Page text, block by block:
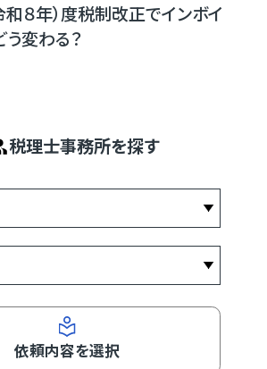
和８年）度税制改正でインボイ
変わる？
税理士事務所を探す
依頼内容を選択